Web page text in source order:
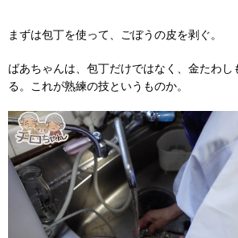
まずは包丁を使って、ごぼうの皮を剥ぐ。
ばあちゃんは、包丁だけではなく、金たわ
る。これが熟練の技というものか。